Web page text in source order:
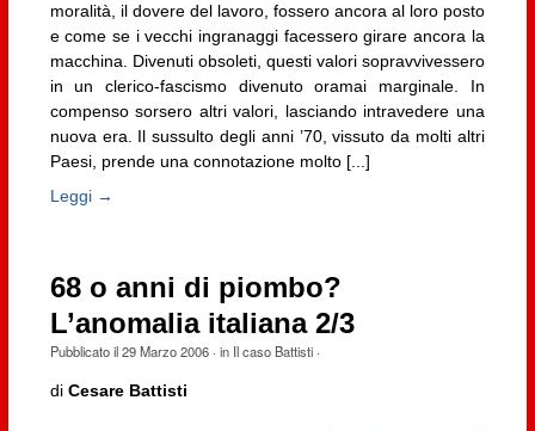
moralità, il dovere del lavoro, fossero ancora al loro posto
e come se i vecchi ingranaggi facessero girare ancora la
macchina. Divenuti obsoleti, questi valori sopravvivessero
in un clerico-fascismo divenuto oramai marginale. In
compenso sorsero altri valori, lasciando intravedere una
nuova era. Il sussulto degli anni ’70, vissuto da molti altri
Paesi, prende una connotazione molto [...]
Leggi →
68 o anni di piombo?
L’anomalia italiana 2/3
Pubblicato il29 Marzo 2006· in Il caso Battisti·
di Cesare Battisti